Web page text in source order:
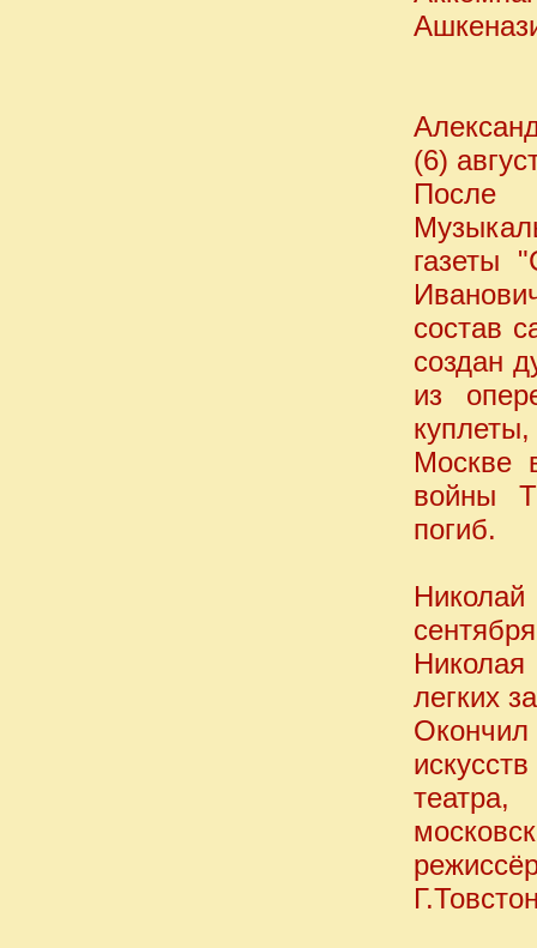
(6)
После
газеты
состав
создан
из
Москве
войны
погиб.
легких